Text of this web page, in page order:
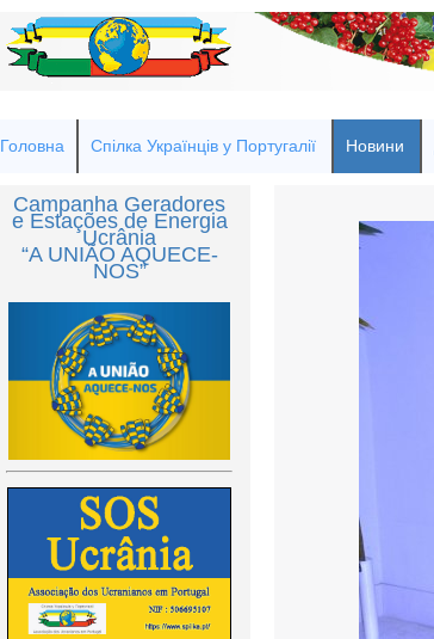
Головна Спілка Українців у Португалії Новини
Campanha Geradores
e Estações de Energia
Ucrânia
“A UNIÃO AQUECE-
NOS”